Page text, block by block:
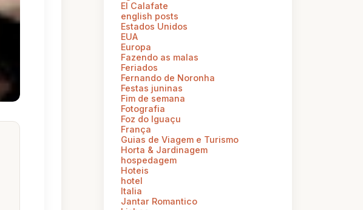
El Calafate
english posts
Estados Unidos
EUA
Europa
Fazendo as malas
Feriados
Fernando de Noronha
Festas juninas
Fim de semana
Fotografia
Foz do Iguaçu
França
Guias de Viagem e Turismo
Horta & Jardinagem
hospedagem
Hoteis
hotel
Italia
Jantar Romantico